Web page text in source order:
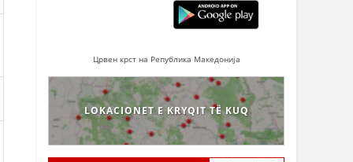
Црвен крст на Република Македонија
LOKACIONET E KRYQIT TË KUQ